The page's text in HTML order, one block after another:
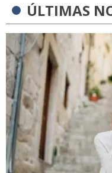
ÚLTIMAS